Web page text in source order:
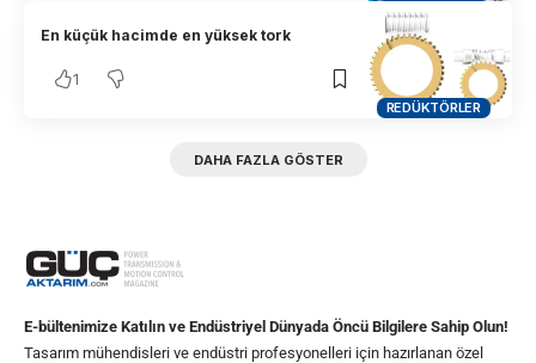
REDÜKTÖRLER
En küçük hacimde en yüksek tork
1
DAHA FAZLA GÖSTER
E-bültenimize Katılın ve Endüstriyel Dünyada Öncü Bilgilere Sahip Olun!
Tasarım mühendisleri ve endüstri profesyonelleri için hazırlanan özel